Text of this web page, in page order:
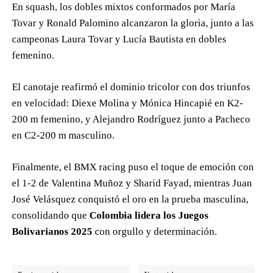
En squash, los dobles mixtos conformados por María
Tovar y Ronald Palomino alcanzaron la gloria, junto a las
campeonas Laura Tovar y Lucía Bautista en dobles
femenino.
El canotaje reafirmó el dominio tricolor con dos triunfos
en velocidad: Diexe Molina y Mónica Hincapié en K2-
200 m femenino, y Alejandro Rodríguez junto a Pacheco
en C2-200 m masculino.
Finalmente, el BMX racing puso el toque de emoción con
el 1-2 de Valentina Muñoz y Sharid Fayad, mientras Juan
José Velásquez conquistó el oro en la prueba masculina,
consolidando que Colombia lidera los Juegos
Bolivarianos 2025 con orgullo y determinación.